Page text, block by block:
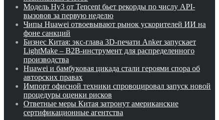
Модель Hy3 от Tencent бьет рекорды по числу API-
вызовов за первую неделю
Чипы Huawei отвоевывают рынок ускорителей ИИ на
фоне санкций
Бизнес Китая: экс-глава 3D-печати Anker запускает
LightMake – B2B-инструмент для распределенного
производства
Huawei и бамбуковая цикада стали героями спора об
авторских правах
Импорт офисной техники спровоцировал запуск новой
процедуры оценки рисков
Ответные меры Китая затронут американские
сертификационные агентства